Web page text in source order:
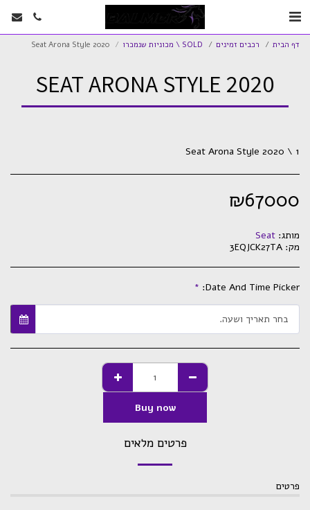
דף הבית רכבים זמינים SOLD \ מכוניות שנמכרו Seat Arona Style 2020
SEAT ARONA STYLE 2020
Seat Arona Style 2020 \ 1
₪67000
מותג: Seat
מק: 3EQJCK27TA
Date And Time Picker:
*
בחר תאריך ושעה.
Buy now
פרטים מלאים
פרטים